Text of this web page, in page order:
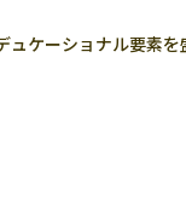
ケーショナル要素